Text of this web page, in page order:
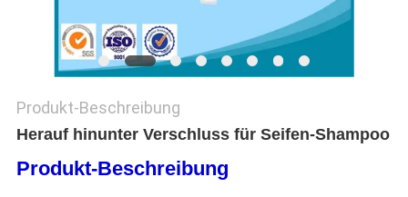
Produkt-Beschreibung
Herauf hinunter Verschluss für Seifen-Shampoo
Produkt-Beschreibung